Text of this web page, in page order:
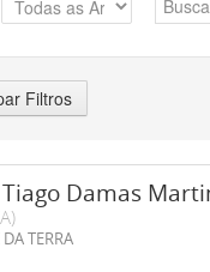
Filtros
Tiago Damas
TERRA